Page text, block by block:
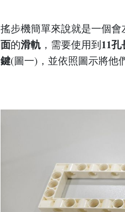
搖步機簡單來說就是一個會
面的滑軌 ，需要使用到11
鍵(圖一)，並依照圖示將他